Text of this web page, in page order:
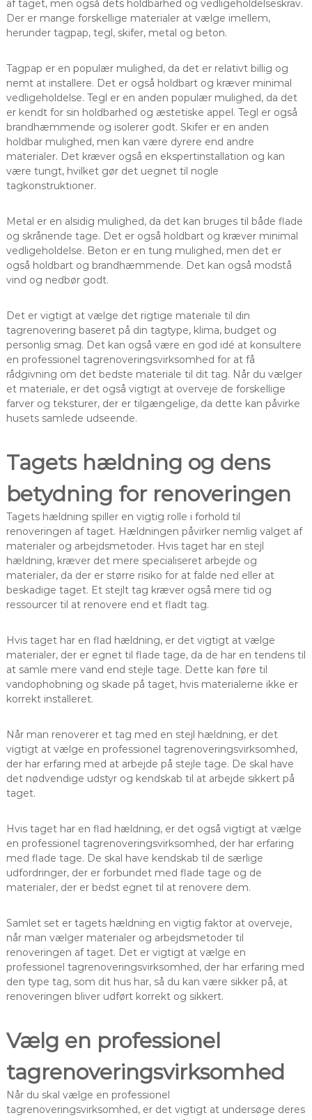
af taget, men også dets holdbarhed og vedligeholdelseskrav.
Der er mange forskellige materialer at vælge imellem,
herunder tagpap, tegl, skifer, metal og beton.
Tagpap er en populær mulighed, da det er relativt billig og
nemt at installere. Det er også holdbart og kræver minimal
vedligeholdelse. Tegl er en anden populær mulighed, da det
er kendt for sin holdbarhed og æstetiske appel. Tegl er også
brandhæmmende og isolerer godt. Skifer er en anden
holdbar mulighed, men kan være dyrere end andre
materialer. Det kræver også en ekspertinstallation og kan
være tungt, hvilket gør det uegnet til nogle
tagkonstruktioner.
Metal er en alsidig mulighed, da det kan bruges til både flade
og skrånende tage. Det er også holdbart og kræver minimal
vedligeholdelse. Beton er en tung mulighed, men det er
også holdbart og brandhæmmende. Det kan også modstå
vind og nedbør godt.
Det er vigtigt at vælge det rigtige materiale til din
tagrenovering baseret på din tagtype, klima, budget og
personlig smag. Det kan også være en god idé at konsultere
en professionel tagrenoveringsvirksomhed for at få
rådgivning om det bedste materiale til dit tag. Når du vælger
et materiale, er det også vigtigt at overveje de forskellige
farver og teksturer, der er tilgængelige, da dette kan påvirke
husets samlede udseende.
Tagets hældning og dens
betydning for renoveringen
Tagets hældning spiller en vigtig rolle i forhold til
renoveringen af taget. Hældningen påvirker nemlig valget af
materialer og arbejdsmetoder. Hvis taget har en stejl
hældning, kræver det mere specialiseret arbejde og
materialer, da der er større risiko for at falde ned eller at
beskadige taget. Et stejlt tag kræver også mere tid og
ressourcer til at renovere end et fladt tag.
Hvis taget har en flad hældning, er det vigtigt at vælge
materialer, der er egnet til flade tage, da de har en tendens til
at samle mere vand end stejle tage. Dette kan føre til
vandophobning og skade på taget, hvis materialerne ikke er
korrekt installeret.
Når man renoverer et tag med en stejl hældning, er det
vigtigt at vælge en professionel tagrenoveringsvirksomhed,
der har erfaring med at arbejde på stejle tage. De skal have
det nødvendige udstyr og kendskab til at arbejde sikkert på
taget.
Hvis taget har en flad hældning, er det også vigtigt at vælge
en professionel tagrenoveringsvirksomhed, der har erfaring
med flade tage. De skal have kendskab til de særlige
udfordringer, der er forbundet med flade tage og de
materialer, der er bedst egnet til at renovere dem.
Samlet set er tagets hældning en vigtig faktor at overveje,
når man vælger materialer og arbejdsmetoder til
renoveringen af taget. Det er vigtigt at vælge en
professionel tagrenoveringsvirksomhed, der har erfaring med
den type tag, som dit hus har, så du kan være sikker på, at
renoveringen bliver udført korrekt og sikkert.
Vælg en professionel
tagrenoveringsvirksomhed
Når du skal vælge en professionel
tagrenoveringsvirksomhed, er det vigtigt at undersøge deres